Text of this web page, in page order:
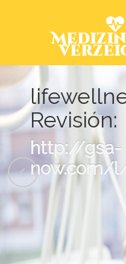
Revisión:
http://gsa-
now.com/